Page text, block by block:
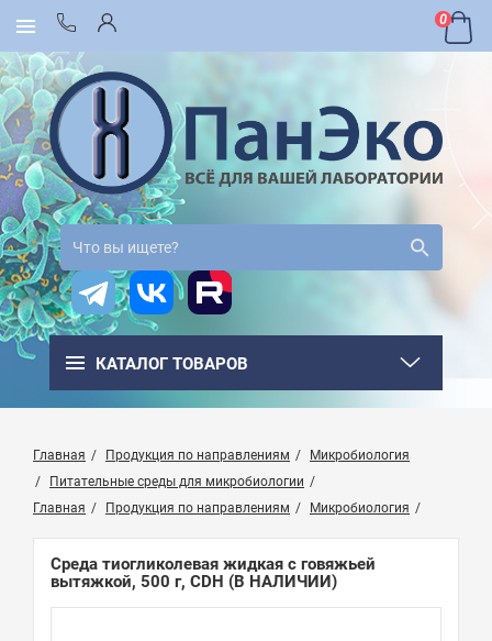
0
КАТАЛОГ ТОВАРОВ
Главная Продукция по направлениям
Микробиология
Питательные среды для микробиологии
Главная
Продукция по направлениям Микробиология
Среда тиогликолевая жидкая с говяжьей
вытяжкой, 500 г, CDH (В НАЛИЧИИ)